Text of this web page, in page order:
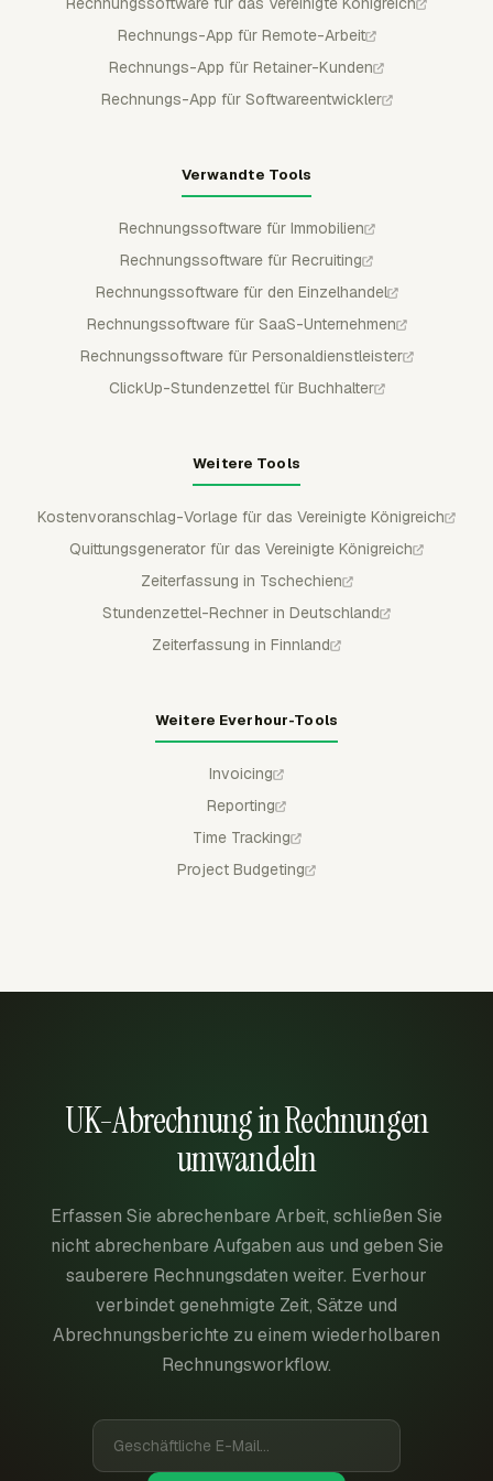
Rechnungs-App für Remote-Arbeit
Rechnungs-App für Retainer-Kunden
Rechnungs-App für Softwareentwickler
Verwandte Tools
Rechnungssoftware für Immobilien
Rechnungssoftware für Recruiting
Rechnungssoftware für den Einzelhandel
Rechnungssoftware für SaaS-Unternehmen
Rechnungssoftware für Personaldienstleister
ClickUp-Stundenzettel für Buchhalter
Weitere Tools
Kostenvoranschlag-Vorlage für das Vereinigte Königreich
Quittungsgenerator für das Vereinigte Königreich
Zeiterfassung in Tschechien
Stundenzettel-Rechner in Deutschland
Zeiterfassung in Finnland
Weitere Everhour-Tools
Invoicing
Reporting
Time Tracking
Project Budgeting
UK-Abrechnung in Rechnungen
umwandeln
Erfassen Sie abrechenbare Arbeit, schließen Sie
nicht abrechenbare Aufgaben aus und geben Sie
sauberere Rechnungsdaten weiter. Everhour
verbindet genehmigte Zeit, Sätze und
Abrechnungsberichte zu einem wiederholbaren
Rechnungsworkflow.